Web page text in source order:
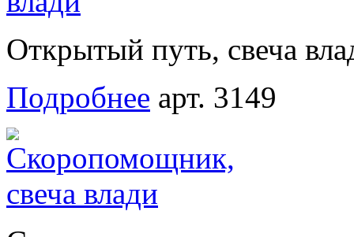
Открытый путь, свеча
Подробнее арт. 3149